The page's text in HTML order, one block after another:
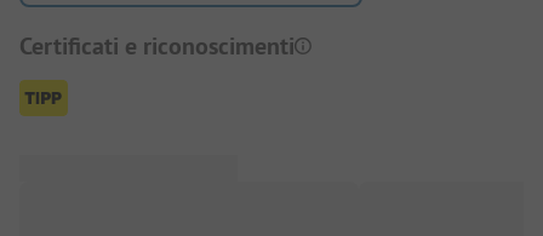
Certificati e riconoscimenti